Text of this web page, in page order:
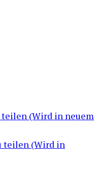
(Wird in neuem
teilen (Wird in